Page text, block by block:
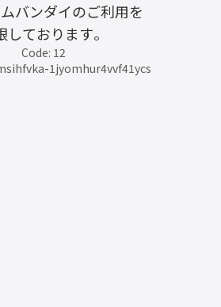
バンダイのご利用を
しております。
Code: 12
1jyomhur4vvf41ycs